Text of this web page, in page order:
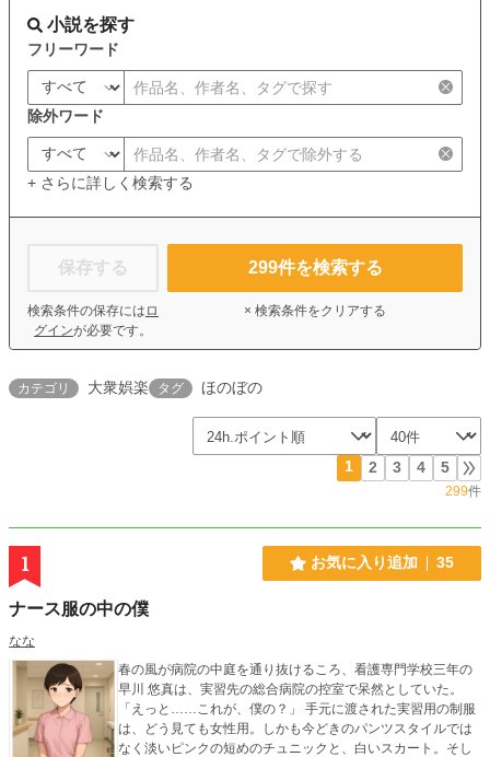
小説を探す
フリーワード
除外ワード
+ さらに詳しく検索する
保存する
検索条件の保存には ロ
グインが必要です。
299件を検索する
× 検索条件をクリアする
カテゴリ 大衆娯楽 タグ ほのぼの
1 2 3 4 5
299件
1 お気に入り追加 35
ナース服の中の僕
なな
春の風が病院の中庭を通り抜けるころ、看護専門学校三年の
早川 悠真は、実習先の総合病院の控室で呆然としていた。
「えっと……これが、僕の？」 手元に渡された実習用の制服
は、どう見ても女性用。しかも今どきのパンツスタイルでは
なく淡いピンクの短めのチュニックと、白いスカート。そし